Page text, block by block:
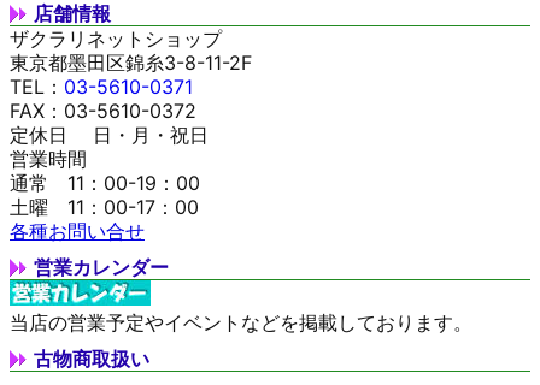
店舗情報
ザクラリネットショップ
東京都墨田区錦糸3-8-11-2F
TEL： 03-5610-0371
FAX：03-5610-0372
定休日 日・月・祝日
営業時間
通常 11：00-19：00
土曜 11：00-17：00
各種お問い合せ
営業カレンダー
当店の営業予定やイベントなどを掲載しております。
古物商取扱い